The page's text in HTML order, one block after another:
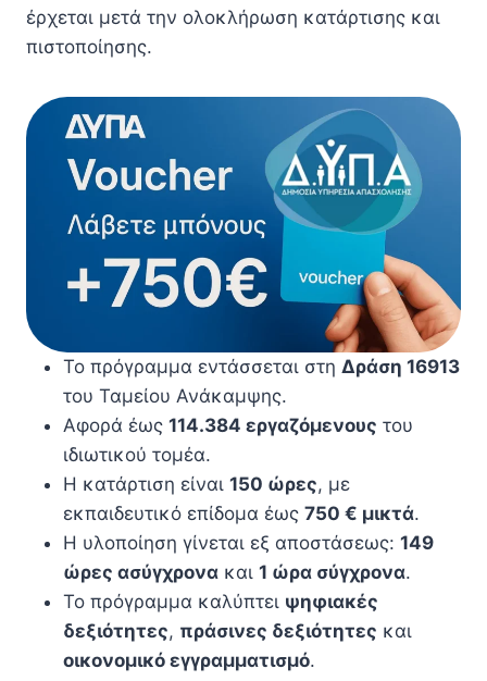
έρχεται μετά την ολοκλήρωση κατάρτισης και
πιστοποίησης.
Το πρόγραμμα εντάσσεται στη Δράση 16913
του Ταμείου Ανάκαμψης.
Αφορά έως 114.384 εργαζόμενους του
ιδιωτικού τομέα.
Η κατάρτιση είναι 150 ώρες, με
εκπαιδευτικό επίδομα έως 750 € μικτά.
Η υλοποίηση γίνεται εξ αποστάσεως: 149
ώρες ασύγχρονα και 1 ώρα σύγχρονα.
Το πρόγραμμα καλύπτει ψηφιακές
δεξιότητες, πράσινες δεξιότητες και
οικονομικό εγγραμματισμό.